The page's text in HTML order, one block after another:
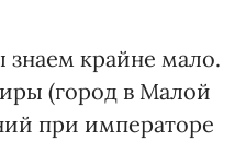
крайне мало.
(город в Малой
при императоре